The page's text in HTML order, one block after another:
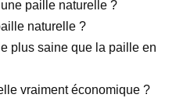
paille naturelle ?
naturelle ?
plus saine que la paille en
vraiment économique ?